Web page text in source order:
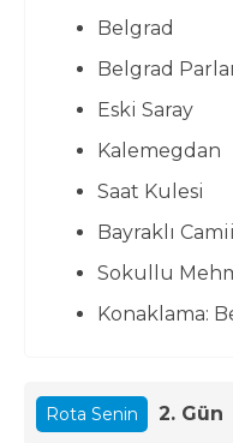
Belgrad
Belgrad
Eski Saray
Kalemegdan
Saat Kulesi
Bayraklı Camii
Sokullu
Konaklama:
Rota Senin 2. Gün